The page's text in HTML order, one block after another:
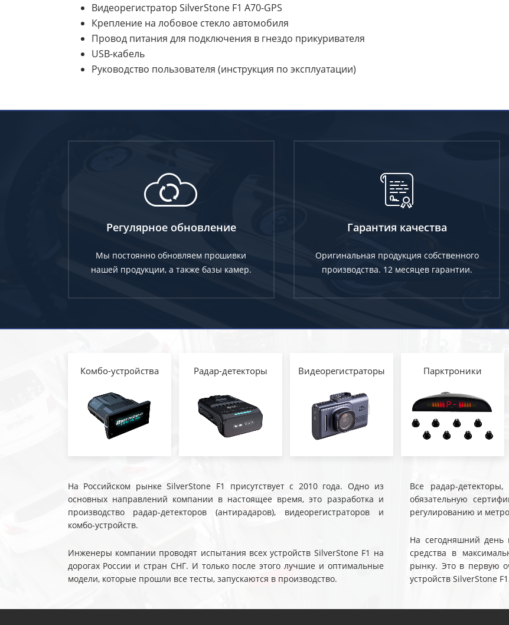
Видеорегистратор SilverStone F1 A70-GPS
Крепление на лобовое стекло автомобиля
Провод питания для подключения в гнездо прикуривателя
USB-кабель
Руководство пользователя (инструкция по эксплуатации)
Регулярное обновление
Мы постоянно обновляем прошивки
нашей продукции, а также базы камер.
Гарантия качества
Оригинальная продукция собственного
производства. 12 месяцев гарантии.
Комбо-устройства Радар-детекторы Видеорегистраторы Парктроники
На Российском рынке SilverStone F1 присутствует с 2010 года. Одно из
основных направлений компании в настоящее время, это разработка и
производство радар-детекторов (антирадаров), видеорегистраторов и
комбо-устройств.
Инженеры компании проводят испытания всех устройств SilverStone F1 на
дорогах России и стран СНГ. И только после этого лучшие и оптимальные
модели, которые прошли все тесты, запускаются в производство.
Все радар-детекторы,
обязательную
регулированию и
На сегодняшний день
средства в
рынку. Это в первую
устройств SilverStone